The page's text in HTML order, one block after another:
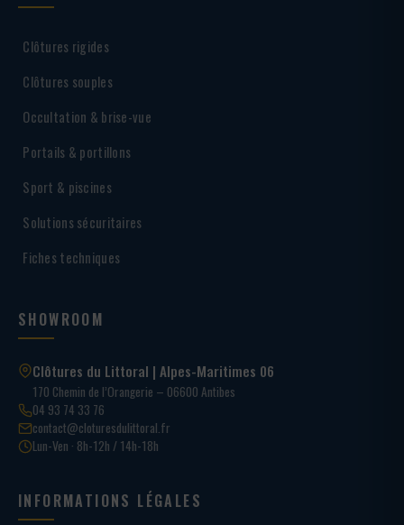
Clôtures rigides
Clôtures souples
Occultation & brise-vue
Portails & portillons
Sport & piscines
Solutions sécuritaires
Fiches techniques
SHOWROOM
Clôtures du Littoral | Alpes-Maritimes 06
170 Chemin de l’Orangerie – 06600 Antibes
04 93 74 33 76
contact@cloturesdulittoral.fr
Lun-Ven · 8h-12h / 14h-18h
INFORMATIONS LÉGALES